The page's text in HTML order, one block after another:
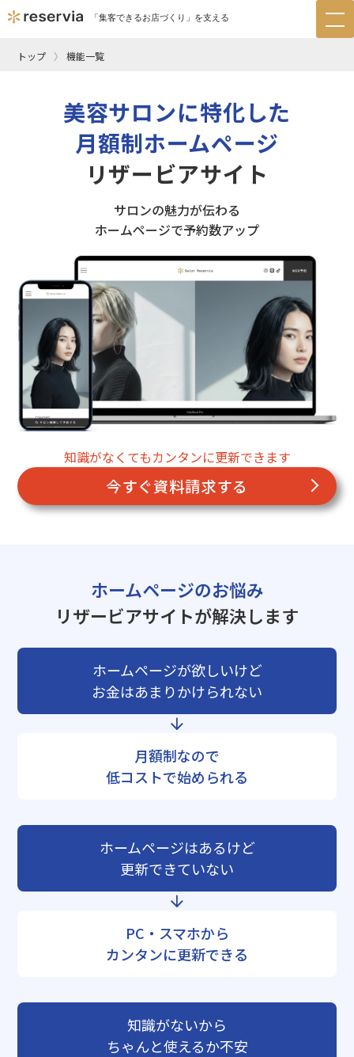
「集客できるお店づくり」を支える
トップ 機能一覧
美容サロンに特化した
月額制ホームページ
リザービアサイト
サロンの魅力が伝わる
ホームページで予約数アップ
知識がなくてもカンタンに更新できます
今すぐ資料請求する
ホームページのお悩み
リザービアサイトが解決します
ホームページが欲しいけど
お金はあまりかけられない
月額制なので
低コストで始められる
ホームページはあるけど
更新できていない
PC・スマホから
カンタンに更新できる
知識がないから
ちゃんと使えるか不安